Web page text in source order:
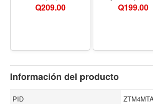
Quick Dry Liquid Stick
Marker, for Artists,
Nombre de estilo 2
Q209.00 Q199.00
Información del producto
PID